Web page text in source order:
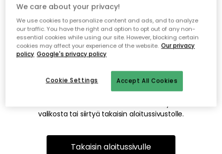
Emme valitettavasti löydä
etsimääsi sivua
Tämä voi johtua siitä, että sivua ei enää ole tai siitä, että se
on siirretty muualle. Pahoittelemme tästä mahdollisesti
valikosta tai siirtyä takaisin aloitussivustolle.
Takaisin aloitussivulle
We care about your privacy!
We use cookies to personalize content and ads, and to analyze
our traffic. You have the right and option to opt out of any non-
essential cookies while using our site. However, blocking certain
cookies may affect your experience of the website. Our privacy
policy Google's privacy policy
Accept All Cookies
Cookie Settings